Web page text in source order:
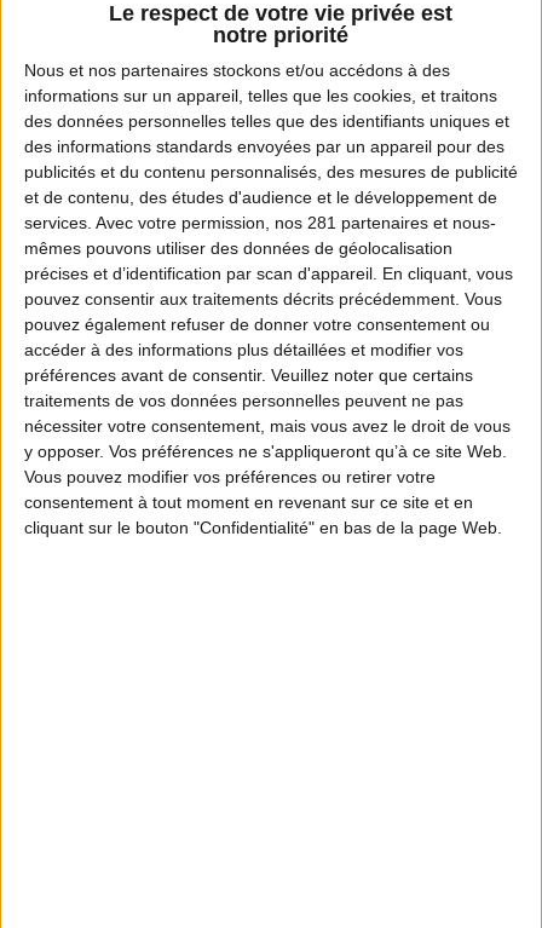
Le respect de votre vie privée est
notre priorité
Nous et nos partenaires stockons et/ou accédons à des
informations sur un appareil, telles que les cookies, et traitons
des données personnelles telles que des identifiants uniques et
des informations standards envoyées par un appareil pour des
publicités et du contenu personnalisés, des mesures de publicité
et de contenu, des études d'audience et le développement de
services. Avec votre permission, nos 281 partenaires et nous-
mêmes pouvons utiliser des données de géolocalisation
précises et d’identification par scan d'appareil. En cliquant, vous
pouvez consentir aux traitements décrits précédemment. Vous
pouvez également refuser de donner votre consentement ou
accéder à des informations plus détaillées et modifier vos
préférences avant de consentir. Veuillez noter que certains
traitements de vos données personnelles peuvent ne pas
nécessiter votre consentement, mais vous avez le droit de vous
y opposer. Vos préférences ne s'appliqueront qu’à ce site Web.
Vous pouvez modifier vos préférences ou retirer votre
consentement à tout moment en revenant sur ce site et en
cliquant sur le bouton "Confidentialité" en bas de la page Web.